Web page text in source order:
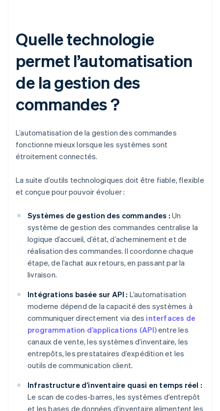
Quelle technologie
permet l’automatisation
de la gestion des
commandes ?
L’automatisation de la gestion des commandes
fonctionne mieux lorsque les systèmes sont
étroitement connectés.
La suite d’outils technologiques doit être fiable, flexible
et conçue pour pouvoir évoluer :
Systèmes de gestion des commandes : Un
système de gestion des commandes centralise la
logique d’accueil, d’état, d’acheminement et de
réalisation des commandes. Il coordonne chaque
étape, de l’achat aux retours, en passant par la
livraison.
Intégrations basée sur API : L’automatisation
moderne dépend de la capacité des systèmes à
communiquer directement via des interfaces de
programmation d’applications (API)entre les
canaux de vente, les systèmes d’inventaire, les
entrepôts, les prestataires d’expédition et les
outils de communication client.
Infrastructure d’inventaire quasi en temps réel :
Le scan de codes-barres, les systèmes d’entrepôt
et les bases de données d’inventaire alimentent les